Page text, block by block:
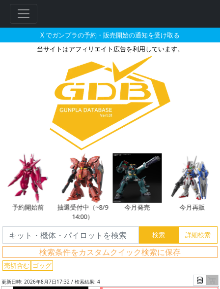
X でガンプラの予約・販売開始の通知を受け取る
当サイトはアフィリエイト広告を利用しています。
ゴッグのガンプラの販売・再販
予約開始前
抽選受付中（~8/9
14:00）
今月発売 今月再販
検索条件をカスタムクイック検索に保存
売切含む ゴッグ
ー
索
グ
更新日時: 2026年8月7日17:32 / 検索結果: 4